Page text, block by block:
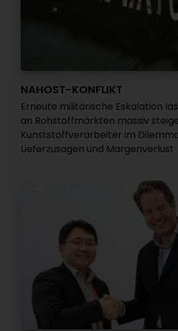
NAHOST-KONFLIKT
Erneute militärische Eskalation
an Rohstoffmärkten massiv
Kunststoffverarbeiter im
Lieferzusagen und Margenverlust